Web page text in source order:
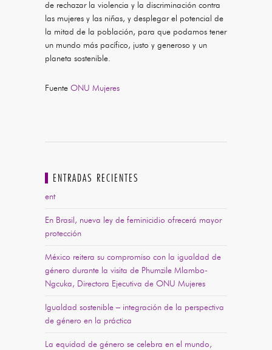
de rechazar la violencia y la discriminación contra
las mujeres y las niñas, y desplegar el potencial de
la mitad de la población, para que podamos tener
un mundo más pacífico, justo y generoso y un
planeta sostenible.
Fuente ONU Mujeres
ENTRADAS RECIENTES
ent
En Brasil, nueva ley de feminicidio ofrecerá mayor
protección
México reitera su compromiso con la igualdad de
género durante la visita de Phumzile Mlambo-
Ngcuka, Directora Ejecutiva de ONU Mujeres
Igualdad sostenible – integración de la perspectiva
de género en la práctica
La equidad de género se celebra en el mundo,